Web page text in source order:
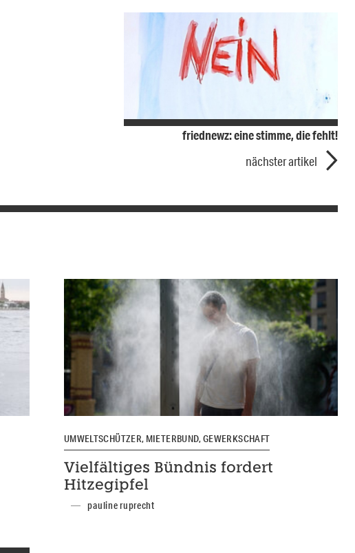
friednewz: eine stimme, die fehlt!
nächster artikel
UMWELTSCHÜTZER, MIETERBUND, GEWERKSCHAFT
Vielfältiges Bündnis fordert
Hitzegipfel
pauline ruprecht